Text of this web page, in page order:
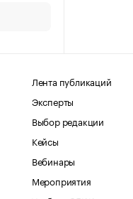
Лента публикаций
Эксперты
Выбор редакции
Кейсы
Вебинары
Мероприятия